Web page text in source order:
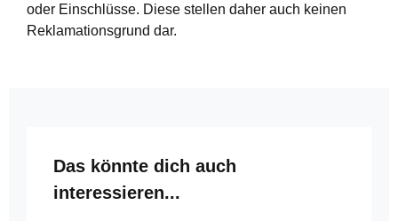
oder Einschlüsse. Diese stellen daher auch keinen
Reklamationsgrund dar.
Produktgalerie überspringen
Das könnte dich auch
interessieren...